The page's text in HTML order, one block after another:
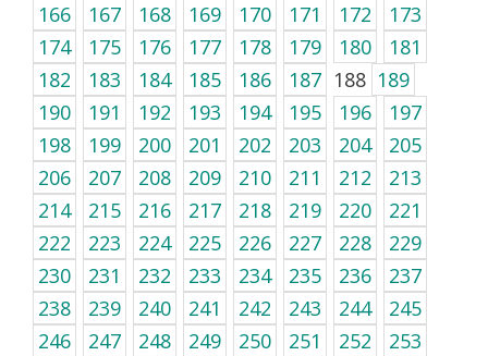
166
167 168 169 170 171 172
173
174
175 176 177 178 179 180
181
182
183 184 185 186 187 188 189
190
191 192 193 194 195 196
197
198
199 200 201 202 203 204
205
206
207 208 209 210 211 212
213
214
215 216 217 218 219 220
221
222
223 224 225 226 227 228
229
230
231 232 233 234 235 236
237
238
239 240 241 242 243 244
245
246
247 248 249 250 251 252
253